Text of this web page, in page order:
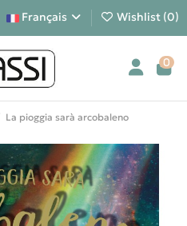
Français Wishlist (0)
0
La pioggia sarà arcobaleno